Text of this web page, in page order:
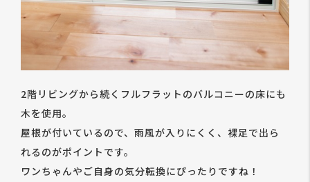
2階リビングから続くフルフラットのバルコニーの床にも
木を使用。
屋根が付いているので、雨風が入りにくく、裸足で出ら
れるのがポイントです。
ワンちゃんやご自身の気分転換にぴったりですね！